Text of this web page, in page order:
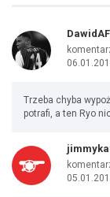
Trzeba chyba
potrafi, a ten Ryo